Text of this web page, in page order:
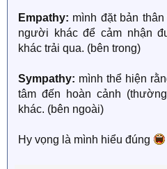
I hope everything will be fine
Hope gives us strength when
→ Hy vọng cho ta sức mạnh
No matter how dark the
Empathy: mình đặt bản
người khác để cảm nhận
khác trải qua. (bên trong)
Sympathy: mình thể hiện
tâm đến hoàn cảnh
khác. (bên ngoài)
Hy vọng là mình hiểu đúng